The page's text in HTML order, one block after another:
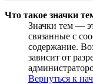
Что такое значки
Значки тем —
связанные с
содержание.
зависит от
Вернуться к